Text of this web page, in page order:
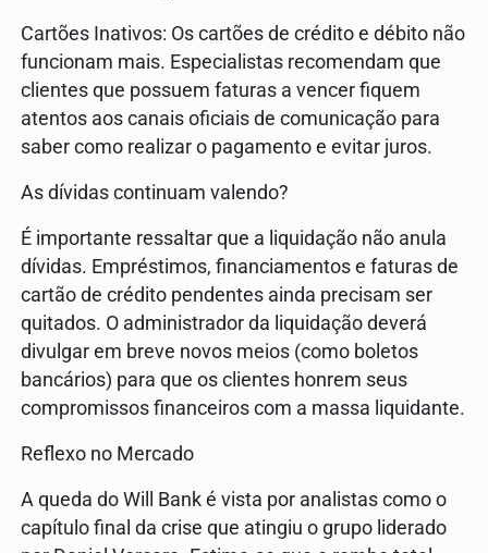
Cartões Inativos: Os cartões de crédito e débito não
funcionam mais. Especialistas recomendam que
clientes que possuem faturas a vencer fiquem
atentos aos canais oficiais de comunicação para
saber como realizar o pagamento e evitar juros.
As dívidas continuam valendo?
É importante ressaltar que a liquidação não anula
dívidas. Empréstimos, financiamentos e faturas de
cartão de crédito pendentes ainda precisam ser
quitados. O administrador da liquidação deverá
divulgar em breve novos meios (como boletos
bancários) para que os clientes honrem seus
compromissos financeiros com a massa liquidante.
Reflexo no Mercado
A queda do Will Bank é vista por analistas como o
capítulo final da crise que atingiu o grupo liderado